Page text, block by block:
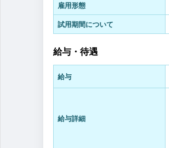
雇用形態
試用期間について
給与・待遇
給与
給与詳細